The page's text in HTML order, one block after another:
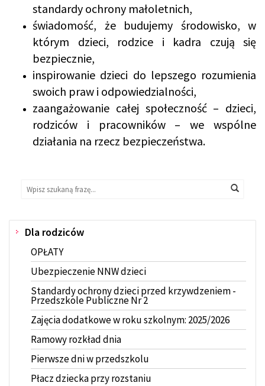
standardy ochrony małoletnich,
świadomość, że budujemy środowisko, w
którym dzieci, rodzice i kadra czują się
bezpiecznie,
inspirowanie dzieci do lepszego rozumienia
swoich praw i odpowiedzialności,
zaangażowanie całej społeczność – dzieci,
rodziców i pracowników – we wspólne
działania na rzecz bezpieczeństwa.
Wyszukiwarka
Wyszukaj
Menu
Dla rodziców
OPŁATY
Ubezpieczenie NNW dzieci
Standardy ochrony dzieci przed krzywdzeniem -
Przedszkole Publiczne Nr 2
Zajęcia dodatkowe w roku szkolnym: 2025/2026
Ramowy rozkład dnia
Pierwsze dni w przedszkolu
Płacz dziecka przy rozstaniu